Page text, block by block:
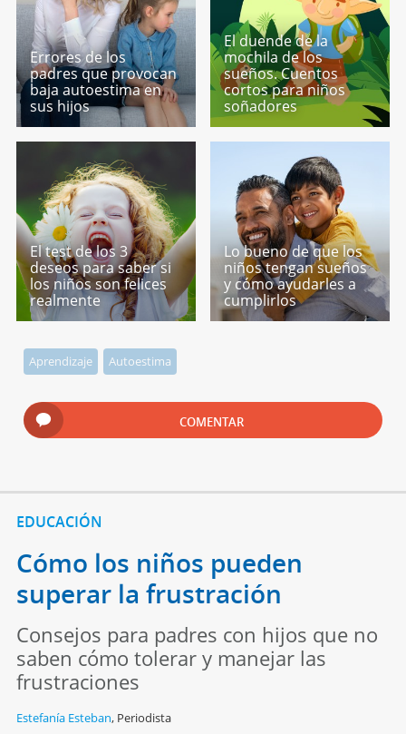
Errores de los
padres que provocan
baja autoestima en
sus hijos
El duende de la
mochila de los
sueños. Cuentos
cortos para niños
soñadores
El test de los 3
deseos para saber si
los niños son felices
realmente
Lo bueno de que los
niños tengan sueños
y cómo ayudarles a
cumplirlos
Aprendizaje Autoestima
COMENTAR
EDUCACIÓN
Cómo los niños pueden
superar la frustración
Consejos para padres con hijos que no
saben cómo tolerar y manejar las
frustraciones
Estefanía Esteban, Periodista